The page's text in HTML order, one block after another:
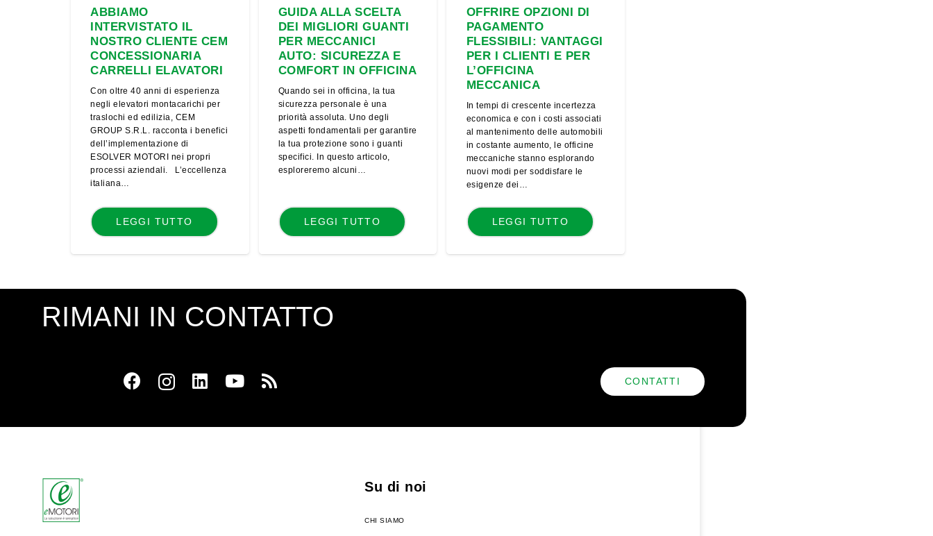
ABBIAMO
INTERVISTATO IL
NOSTRO CLIENTE CEM
CONCESSIONARIA
CARRELLI ELAVATORI
Con oltre 40 anni di esperienza
negli elevatori montacarichi per
traslochi ed edilizia, CEM
GROUP S.R.L. racconta i benefici
dell’implementazione di
ESOLVER MOTORI nei propri
processi aziendali. L’eccellenza
italiana…
LEGGI TUTTO
GUIDA ALLA SCELTA
DEI MIGLIORI GUANTI
PER MECCANICI
AUTO: SICUREZZA E
COMFORT IN OFFICINA
Quando sei in officina, la tua
sicurezza personale è una
priorità assoluta. Uno degli
aspetti fondamentali per garantire
la tua protezione sono i guanti
specifici. In questo articolo,
esploreremo alcuni…
LEGGI TUTTO
OFFRIRE OPZIONI DI
PAGAMENTO
FLESSIBILI: VANTAGGI
PER I CLIENTI E PER
L’OFFICINA
MECCANICA
In tempi di crescente incertezza
economica e con i costi associati
al mantenimento delle automobili
in costante aumento, le officine
meccaniche stanno esplorando
nuovi modi per soddisfare le
esigenze dei…
LEGGI TUTTO
RIMANI IN CONTATTO
CONTATTI
Su di noi
CHI SIAMO